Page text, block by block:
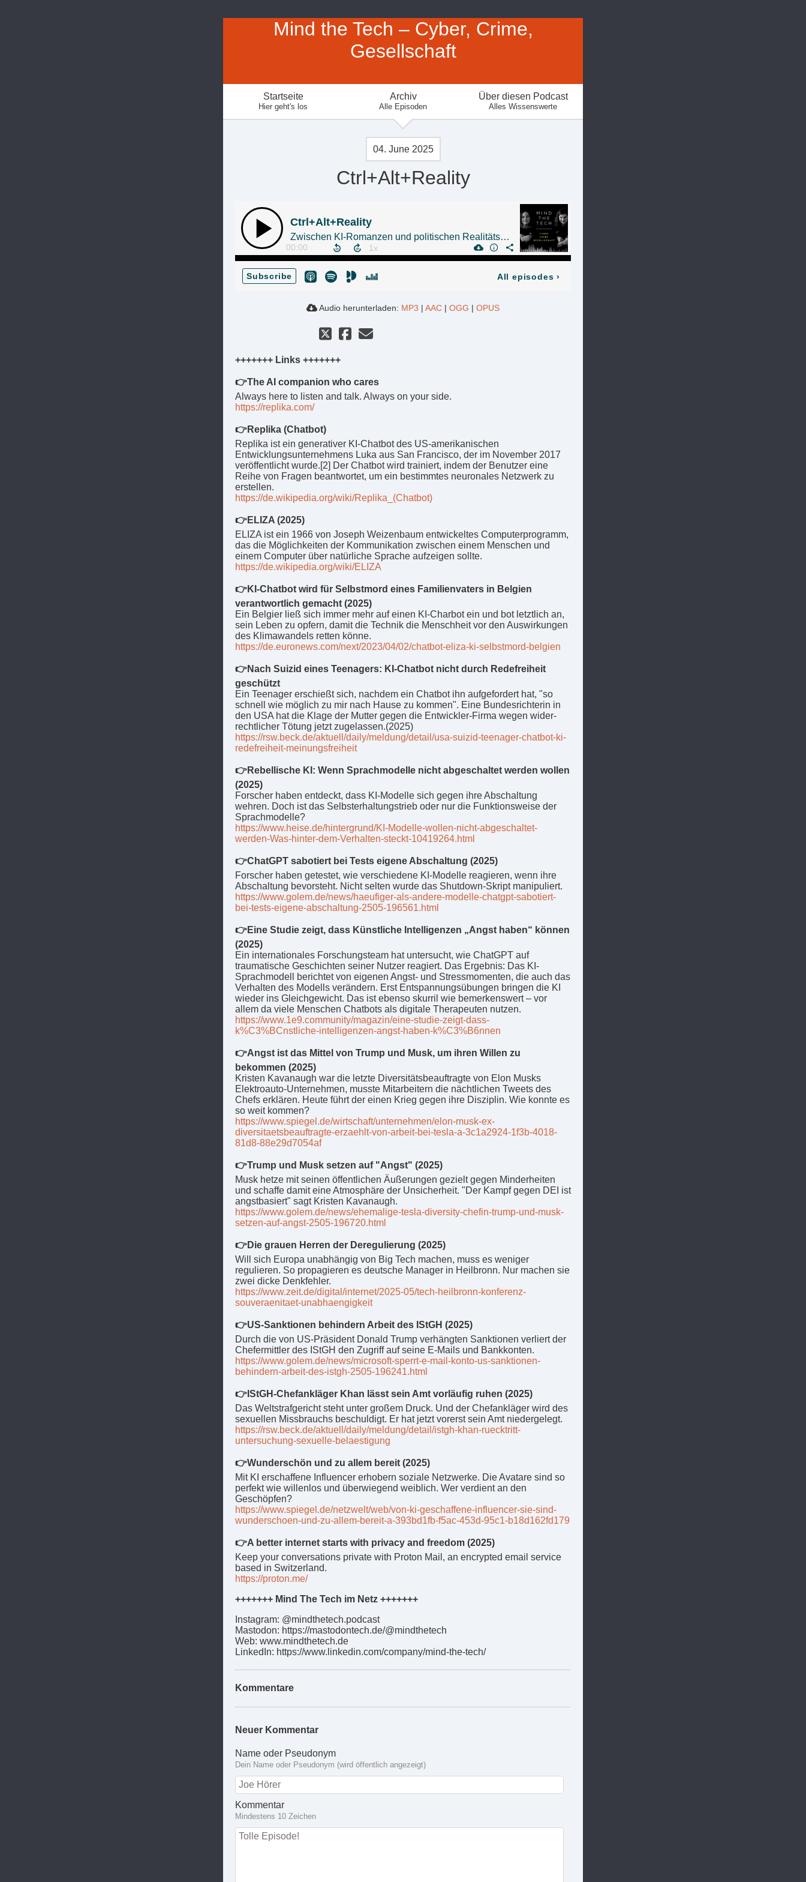
Mind the Tech – Cyber, Crime,
Gesellschaft
Startseite
Hier geht's los
Archiv
Alle Episoden
Über diesen Podcast
Alles Wissenswerte
04. June 2025
Ctrl+Alt+Reality
Ctrl+Alt+Reality
Zwischen KI-Romanzen und politischen Realitätsfluchten.
00:00
Subscribe All episodes ›
Audio herunterladen: MP3 | AAC | OGG | OPUS
+++++++ Links +++++++
👉The AI companion who cares
Always here to listen and talk. Always on your side.
https://replika.com/
👉Replika (Chatbot)
Replika ist ein generativer KI-Chatbot des US-amerikanischen
Entwicklungsunternehmens Luka aus San Francisco, der im November 2017
veröffentlicht wurde.[2] Der Chatbot wird trainiert, indem der Benutzer eine
Reihe von Fragen beantwortet, um ein bestimmtes neuronales Netzwerk zu
erstellen.
https://de.wikipedia.org/wiki/Replika_(Chatbot)
👉ELIZA (2025)
ELIZA ist ein 1966 von Joseph Weizenbaum entwickeltes Computerprogramm,
das die Möglichkeiten der Kommunikation zwischen einem Menschen und
einem Computer über natürliche Sprache aufzeigen sollte.
https://de.wikipedia.org/wiki/ELIZA
👉KI-Chatbot wird für Selbstmord eines Familienvaters in Belgien
verantwortlich gemacht (2025)
Ein Belgier ließ sich immer mehr auf einen KI-Charbot ein und bot letztlich an,
sein Leben zu opfern, damit die Technik die Menschheit vor den Auswirkungen
des Klimawandels retten könne.
https://de.euronews.com/next/2023/04/02/chatbot-eliza-ki-selbstmord-belgien
👉Nach Suizid eines Teenagers: KI-Chatbot nicht durch Redefreiheit
geschützt
Ein Teen­ager er­schie­ßt sich, nach­dem ein Chat­bot ihn auf­ge­for­dert hat, "so
schnell wie mög­lich zu mir nach Hause zu kom­men". Eine Bun­des­rich­te­rin in
den USA hat die Klage der Mut­ter gegen die Ent­wick­ler-Firma wegen wi­der­
recht­li­cher Tö­tung jetzt zu­ge­las­sen.(2025)
https://rsw.beck.de/aktuell/daily/meldung/detail/usa-suizid-teenager-chatbot-ki-
redefreiheit-meinungsfreiheit
👉Rebellische KI: Wenn Sprachmodelle nicht abgeschaltet werden wollen
(2025)
Forscher haben entdeckt, dass KI-Modelle sich gegen ihre Abschaltung
wehren. Doch ist das Selbsterhaltungstrieb oder nur die Funktionsweise der
Sprachmodelle?
https://www.heise.de/hintergrund/KI-Modelle-wollen-nicht-abgeschaltet-
werden-Was-hinter-dem-Verhalten-steckt-10419264.html
👉ChatGPT sabotiert bei Tests eigene Abschaltung (2025)
Forscher haben getestet, wie verschiedene KI-Modelle reagieren, wenn ihre
Abschaltung bevorsteht. Nicht selten wurde das Shutdown-Skript manipuliert.
https://www.golem.de/news/haeufiger-als-andere-modelle-chatgpt-sabotiert-
bei-tests-eigene-abschaltung-2505-196561.html
👉Eine Studie zeigt, dass Künstliche Intelligenzen „Angst haben“ können
(2025)
Ein internationales Forschungsteam hat untersucht, wie ChatGPT auf
traumatische Geschichten seiner Nutzer reagiert. Das Ergebnis: Das KI-
Sprachmodell berichtet von eigenen Angst- und Stressmomenten, die auch das
Verhalten des Modells verändern. Erst Entspannungsübungen bringen die KI
wieder ins Gleichgewicht. Das ist ebenso skurril wie bemerkenswert – vor
allem da viele Menschen Chatbots als digitale Therapeuten nutzen.
https://www.1e9.community/magazin/eine-studie-zeigt-dass-
k%C3%BCnstliche-intelligenzen-angst-haben-k%C3%B6nnen
👉Angst ist das Mittel von Trump und Musk, um ihren Willen zu
bekommen (2025)
Kristen Kavanaugh war die letzte Diversitätsbeauftragte von Elon Musks
Elektroauto-Unternehmen, musste Mitarbeitern die nächtlichen Tweets des
Chefs erklären. Heute führt der einen Krieg gegen ihre Disziplin. Wie konnte es
so weit kommen?
https://www.spiegel.de/wirtschaft/unternehmen/elon-musk-ex-
diversitaetsbeauftragte-erzaehlt-von-arbeit-bei-tesla-a-3c1a2924-1f3b-4018-
81d8-88e29d7054af
👉Trump und Musk setzen auf "Angst" (2025)
Musk hetze mit seinen öffentlichen Äußerungen gezielt gegen Minderheiten
und schaffe damit eine Atmosphäre der Unsicherheit. "Der Kampf gegen DEI ist
angstbasiert" sagt Kristen Kavanaugh.
https://www.golem.de/news/ehemalige-tesla-diversity-chefin-trump-und-musk-
setzen-auf-angst-2505-196720.html
👉Die grauen Herren der Deregulierung (2025)
Will sich Europa unabhängig von Big Tech machen, muss es weniger
regulieren. So propagieren es deutsche Manager in Heilbronn. Nur machen sie
zwei dicke Denkfehler.
https://www.zeit.de/digital/internet/2025-05/tech-heilbronn-konferenz-
souveraenitaet-unabhaengigkeit
👉US-Sanktionen behindern Arbeit des IStGH (2025)
Durch die von US-Präsident Donald Trump verhängten Sanktionen verliert der
Chefermittler des IStGH den Zugriff auf seine E-Mails und Bankkonten.
https://www.golem.de/news/microsoft-sperrt-e-mail-konto-us-sanktionen-
behindern-arbeit-des-istgh-2505-196241.html
👉IStGH-Chefankläger Khan lässt sein Amt vorläufig ruhen (2025)
Das Welt­straf­ge­richt steht unter gro­ßem Druck. Und der Chef­an­klä­ger wird des
se­xu­el­len Miss­brauchs be­schul­digt. Er hat jetzt vor­erst sein Amt nie­der­ge­legt.
https://rsw.beck.de/aktuell/daily/meldung/detail/istgh-khan-ruecktritt-
untersuchung-sexuelle-belaestigung
👉Wunderschön und zu allem bereit (2025)
Mit KI erschaffene Influencer erhobern soziale Netzwerke. Die Avatare sind so
perfekt wie willenlos und überwiegend weiblich. Wer verdient an den
Geschöpfen?
https://www.spiegel.de/netzwelt/web/von-ki-geschaffene-influencer-sie-sind-
wunderschoen-und-zu-allem-bereit-a-393bd1fb-f5ac-453d-95c1-b18d162fd179
👉A better internet starts with privacy and freedom (2025)
Keep your conversations private with Proton Mail, an encrypted email service
based in Switzerland.
https://proton.me/
+++++++ Mind The Tech im Netz +++++++
Instagram: @mindthetech.podcast
Mastodon: https://mastodontech.de/@mindthetech
Web: www.mindthetech.de
LinkedIn: https://www.linkedin.com/company/mind-the-tech/
Kommentare
Neuer Kommentar
Name oder Pseudonym
Dein Name oder Pseudonym (wird öffentlich angezeigt)
Kommentar
Mindestens 10 Zeichen